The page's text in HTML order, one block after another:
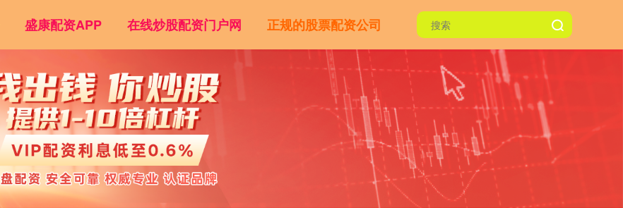
盛康配资APP 在线炒股配资门户网 正规的股票配资公司